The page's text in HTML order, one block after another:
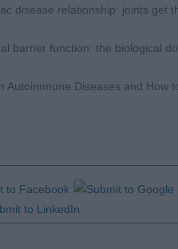
disease relationship: joints get
barrier function: the biological
Diseases and How